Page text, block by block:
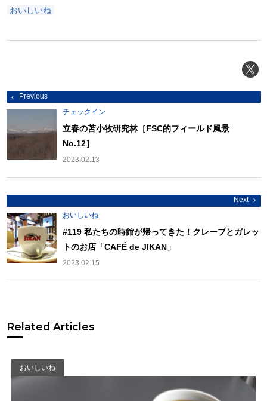
おいしいね
投
稿
ナ
ゲ
ー
ン
Previous
チェックイン
立春の苫小牧研究林［FSC的フィールド風景
No.12］
2023.02.13
Next
おいしいね
#119 私たちの時館が帰ってきた！クレープとガレッ
トのお店「CAFÉ de JIKAN」
2023.02.15
Related Articles
おいしいね